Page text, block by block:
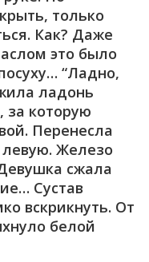
только
Как? Даже
это было
“Ладно,
ладонь
за которую
Перенесла
левую. Железо
сжала
Сустав
вскрикнуть. От
белой